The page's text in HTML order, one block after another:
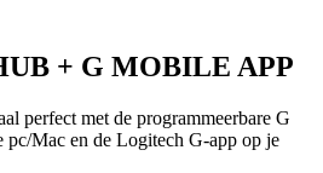
+ G MOBILE APP
perfect met de programmeerbare G
Mac en de Logitech G-app op je